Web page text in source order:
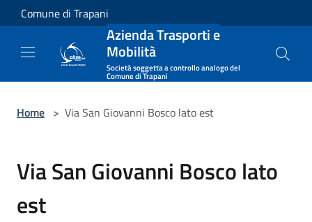
Salta al contenuto principale
Comune di Trapani
Azienda Trasporti e
Mobilità
Società soggetta a controllo analogo del
Comune di Trapani
Home > Via San Giovanni Bosco lato est
Via San Giovanni Bosco lato
est